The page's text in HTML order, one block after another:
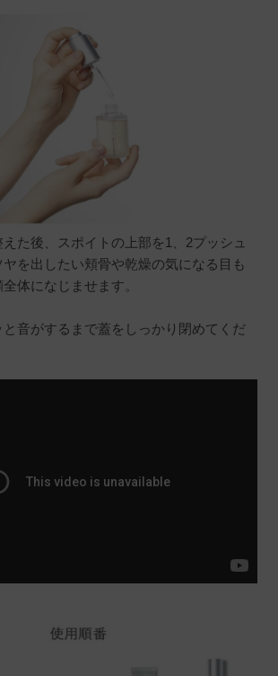
えた後、スポイトの上部を1、2プッシュ
ヤを出したい頬骨や乾燥の気になる目も
体になじませます。
と音がするまで蓋をしっかり閉めてくだ